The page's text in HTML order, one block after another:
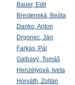
Bauer, Edit
Brestenská, Beáta
Danko, Anton
Drgonec, Ján
Farkas, Pál
Galbavý, Tomáš
Henzélyová, Iveta
Horváth, Zoltán